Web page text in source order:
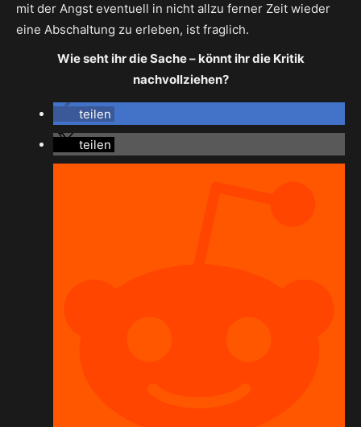
mit der Angst eventuell in nicht allzu ferner Zeit wieder
eine Abschaltung zu erleben, ist fraglich.
Wie seht ihr die Sache – könnt ihr die Kritik
nachvollziehen?
teilen
teilen